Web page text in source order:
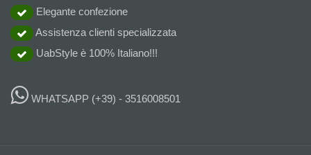
Elegante confezione
Assistenza clienti specializzata
UabStyle è 100% Italiano!!!
WHATSAPP (+39) - 3516008501